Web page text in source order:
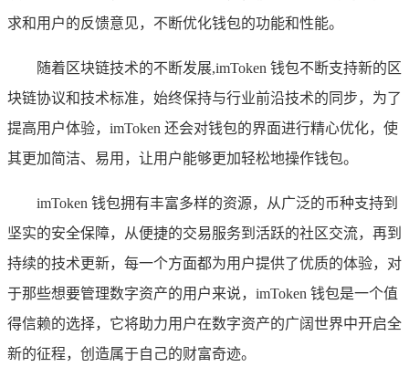
求和用户的反馈意见，不断优化钱包的功能和性能。
随着区块链技术的不断发展,imToken 钱包不断支持新的区
块链协议和技术标准，始终保持与行业前沿技术的同步，为了
提高用户体验，imToken 还会对钱包的界面进行精心优化，使
其更加简洁、易用，让用户能够更加轻松地操作钱包。
imToken 钱包拥有丰富多样的资源，从广泛的币种支持到
坚实的安全保障，从便捷的交易服务到活跃的社区交流，再到
持续的技术更新，每一个方面都为用户提供了优质的体验，对
于那些想要管理数字资产的用户来说，imToken 钱包是一个值
得信赖的选择，它将助力用户在数字资产的广阔世界中开启全
新的征程，创造属于自己的财富奇迹。